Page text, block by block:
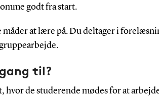
godt fra start.
at lære på. Du deltager i
til?
de studerende mødes for at